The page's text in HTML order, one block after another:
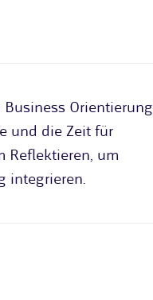
Orientierung
und die Zeit für
Reflektieren, um
integrieren.